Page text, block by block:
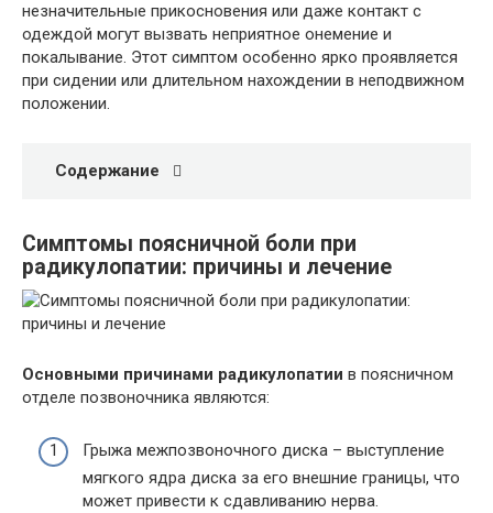
незначительные прикосновения или даже контакт с
одеждой могут вызвать неприятное онемение и
покалывание. Этот симптом особенно ярко проявляется
при сидении или длительном нахождении в неподвижном
положении.
Содержание
Симптомы поясничной боли при
радикулопатии: причины и лечение
Основными причинами радикулопатии в поясничном
отделе позвоночника являются:
Грыжа межпозвоночного диска – выступление
мягкого ядра диска за его внешние границы, что
может привести к сдавливанию нерва.